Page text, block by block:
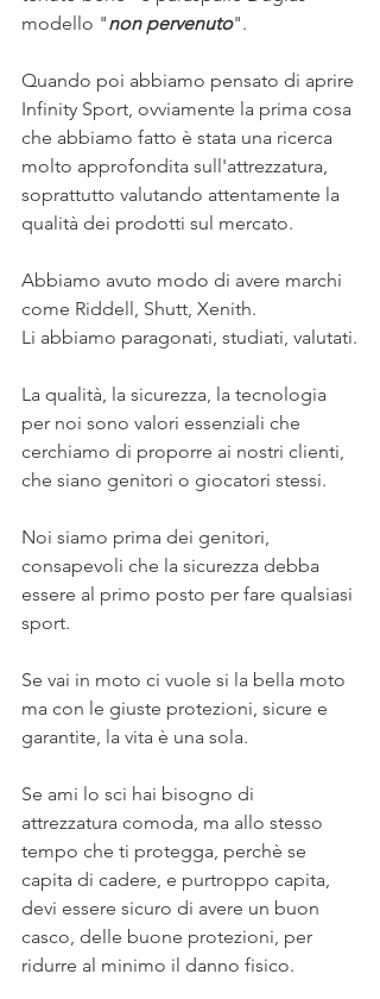
modello "non pervenuto".
Quando poi abbiamo pensato di aprire
Infinity Sport, ovviamente la prima cosa
che abbiamo fatto è stata una ricerca
molto approfondita sull'attrezzatura,
soprattutto valutando attentamente la
qualità dei prodotti sul mercato.
Abbiamo avuto modo di avere marchi
come Riddell, Shutt, Xenith.
Li abbiamo paragonati, studiati, valutati.
La qualità, la sicurezza, la tecnologia
per noi sono valori essenziali che
cerchiamo di proporre ai nostri clienti,
che siano genitori o giocatori stessi.
Noi siamo prima dei genitori,
consapevoli che la sicurezza debba
essere al primo posto per fare qualsiasi
sport.
Se vai in moto ci vuole si la bella moto
ma con le giuste protezioni, sicure e
garantite, la vita è una sola.
Se ami lo sci hai bisogno di
attrezzatura comoda, ma allo stesso
tempo che ti protegga, perchè se
capita di cadere, e purtroppo capita,
devi essere sicuro di avere un buon
casco, delle buone protezioni, per
ridurre al minimo il danno fisico.